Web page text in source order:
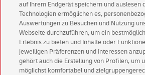
Abonnieren Sie unseren
Immer informiert über
Aktionen - jetzt mit Vorteil
auf Ihrem Endgerät speichern und auslesen
Technologien ermöglichen es,
Auswertungen zu Besuchen und Nutzung
Webseite durchzuführen, um ein
Erlebnis zu bieten und Inhalte oder
jeweiligen Präferenzen und Interessen
gehört auch die Erstellung von Profilen, um
möglichst komfortabel und